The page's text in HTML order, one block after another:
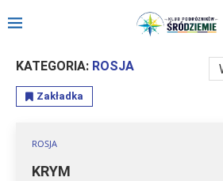
Strona główna Europa»ROSJA
KATEGORIA: ROSJA
Zakładka
ROSJA
KRYM